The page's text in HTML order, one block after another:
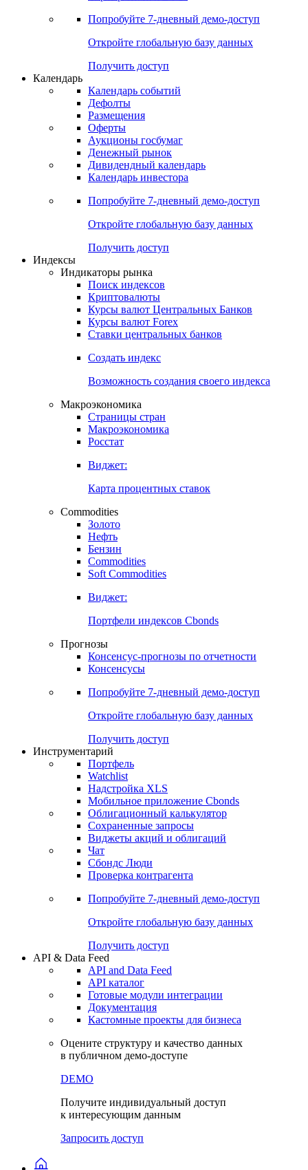
Валютные и процентные свопы
Корпоративные CDS
Попробуйте7-дневный
Откройте глобальную базу данных
Получить доступ
Календарь
Календарь событий
Дефолты
Размещения
Оферты
Денежный рынок
Календарь инвестора
Попробуйте7-дневный
Откройте глобальную базу данных
Получить доступ
Индикаторы рынка
Поиск индексов
Курсы валют Центральных Банков
Ставки центральных банков
Создать индекс
Возможность создания своего индекса
Страницы стран
Росстат
Виджет:
Карта процентных ставок
Commodities
Золото
Бензин
Soft Commodities
Виджет:
Портфели индексов Cbonds
Прогнозы
Консенсусы
Попробуйте7-дневный
Откройте глобальную базу данных
Получить доступ
Инструментарий
Портфель
Watchlist
Надстройка XLS
Мобильное приложение Cbonds
Облигационный калькулятор
Сохраненные запросы
Чат
Проверка контрагента
Попробуйте7-дневный
Откройте глобальную базу данных
Получить доступ
API & Data Feed
API and Data Feed
Готовые модули интеграции
Документация
в публичном демо-доступе